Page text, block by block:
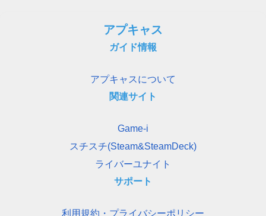
アプキャス
ガイド情報
アプキャスについて
関連サイト
Game-i
スチスチ(Steam&SteamDeck)
ライバーユナイト
サポート
利用規約・プライバシーポリシー